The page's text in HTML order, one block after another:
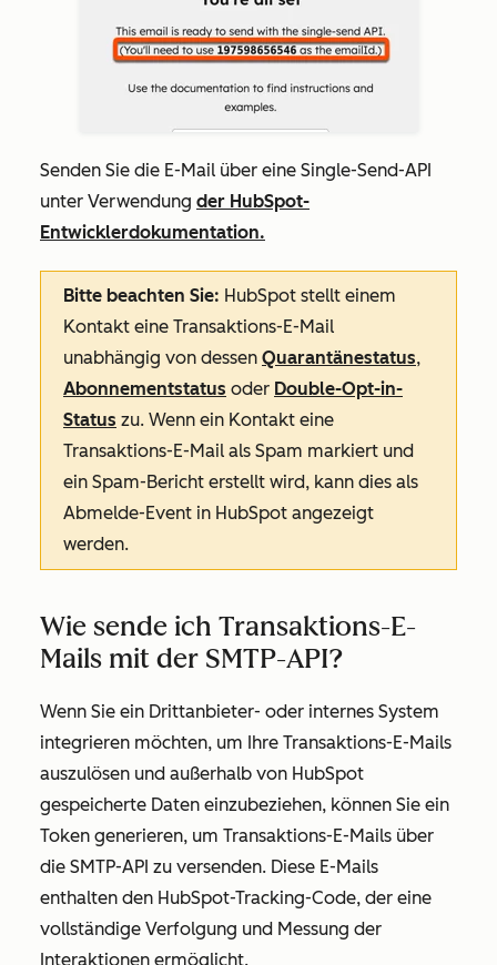
Senden Sie die E-Mail über eine Single-Send-API
unter Verwendung der HubSpot-
Entwicklerdokumentation.
Bitte beachten Sie: HubSpot stellt einem
Kontakt eine Transaktions-E-Mail
unabhängig von dessen Quarantänestatus,
Abonnementstatus oder Double-Opt-in-
Status zu. Wenn ein Kontakt eine
Transaktions-E-Mail als Spam markiert und
ein Spam-Bericht erstellt wird, kann dies als
Abmelde-Event in HubSpot angezeigt
werden.
Wie sende ich Transaktions-E-
Mails mit der SMTP-API?
Wenn Sie ein Drittanbieter- oder internes System
integrieren möchten, um Ihre Transaktions-E-Mails
auszulösen und außerhalb von HubSpot
gespeicherte Daten einzubeziehen, können Sie ein
Token generieren, um Transaktions-E-Mails über
die SMTP-API zu versenden. Diese E-Mails
enthalten den HubSpot-Tracking-Code, der eine
vollständige Verfolgung und Messung der
Interaktionen ermöglicht.